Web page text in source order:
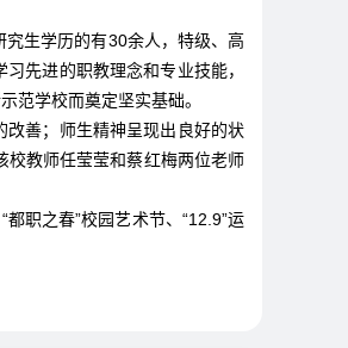
生学历的有30余人，特级、高
先进的职教理念和专业技能，
范学校而奠定坚实基础。
善；师生精神呈现出良好的状
校教师任莹莹和蔡红梅两位老师
职之春”校园艺术节、“12.9”运